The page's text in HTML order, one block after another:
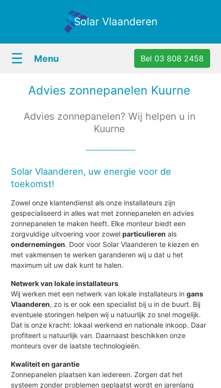
Solar Vlaanderen
☰ Menu Bel 03 808 2458
Advies zonnepanelen Kuurne
Advies zonnepanelen? Wij helpen u in
Kuurne
Solar Vlaanderen, uw energie voor de
toekomst!
Zowel onze klantendienst als onze installateurs zijn
gespecialiseerd in alles wat met zonnepanelen en advies
zonnepanelen te maken heeft. Elke monteur biedt een
zorgvuldige uitvoering voor zowelparticulieren als
ondernemingen. Door voor Solar Vlaanderen te kiezen en
met vakmensen te werken garanderen wij u dat u het
maximum uit uw dak kunt te halen.
Netwerk van lokale installateurs
Wij werken met een netwerk van lokale installateurs ingans
Vlaanderen, zo is er ook een specialist bij u in de buurt. Bij
eventuele storingen helpen wij u natuurlijk zo snel mogelijk.
Dat is onze kracht: lokaal werkend en nationale inkoop. Daar
profiteert u natuurlijk van. Daarnaast beschikken onze
monteurs over de laatste technologieën.
Kwaliteit en garantie
Zonnepanelen plaatsen kan iedereen. Zorgen dat het
systeem zonder problemen geplaatst wordt en jarenlang